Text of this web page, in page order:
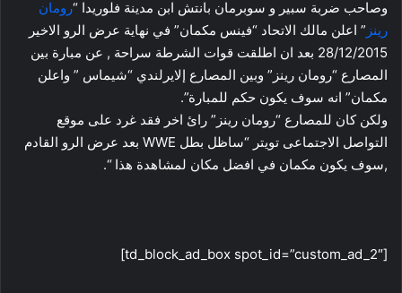
وصاحب ضربة سبير و سوبرمان بانتش ابن مدينة فلوريدا “رومان
رينز ” اعلن مالك الاتحاد “فينس مكمان” في نهاية عرض الرو الاخير
28/12/2015 بعد ان اطلقت قوات الشرطة سراحة , عن مبارة بين
المصارع “رومان رينز” وبين المصارع إلايرلندي “شيماس ” واعلن
مكمان” انه سوف يكون حكم للمبارة”.
ولكن كان للمصارع “رومان رينز” رائ اخر فقد غرد على موقع
التواصل الاجتماعى تويتر “ساظل بطل WWE بعد عرض الرو القادم
,سوف يكون مكمان في افضل مكان لمشاهدة هذا “.
[td_block_ad_box spot_id=”custom_ad_2″]